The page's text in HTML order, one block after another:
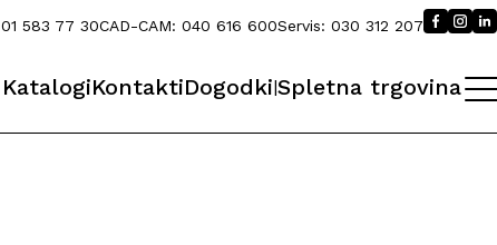
01 583 77 30CAD-CAM: 040 616 600Servis: 030 312 207
KatalogiKontaktiDogodki|Spletna trgovina